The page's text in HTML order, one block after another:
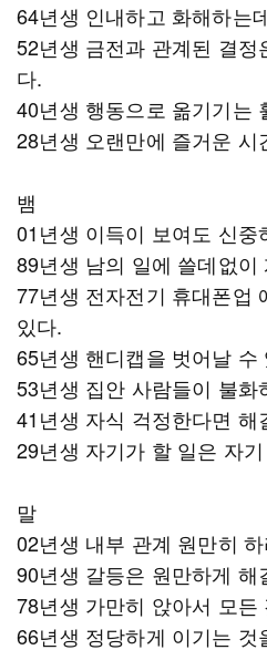
64년생 인내하고 화해하는
52년생 금전과 관계된 결정
다.
40년생 행동으로 옮기기는
28년생 오랜만에 즐거운 시
뱀
01년생 이득이 보여도 신중
89년생 남의 일에 쓸데없이
77년생 전자전기 휴대폰업
있다.
65년생 핸디캡을 벗어날 수
53년생 집안 사람들이 불화
41년생 자식 걱정한다면 해
29년생 자기가 할 일은 자
말
02년생 내부 관계 원만히
90년생 갈등은 원만하게 해
78년생 가만히 앉아서 모든
66년생 정당하게 이기는 것